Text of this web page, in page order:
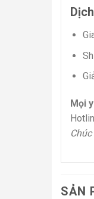
Mọi
SẢN